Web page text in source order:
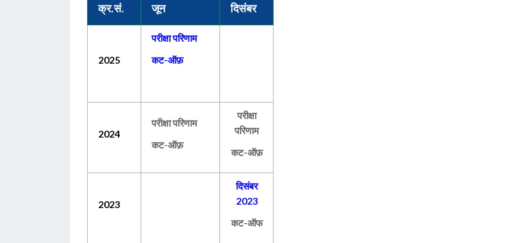
क्र.सं. जून दिसंबर
2025
परीक्षा परिणाम
कट-ऑफ़
2024
परीक्षा परिणाम
कट-ऑफ़
परीक्षा
परिणाम
कट-ऑफ़
2023
दिसंबर
2023
कट-ऑफ